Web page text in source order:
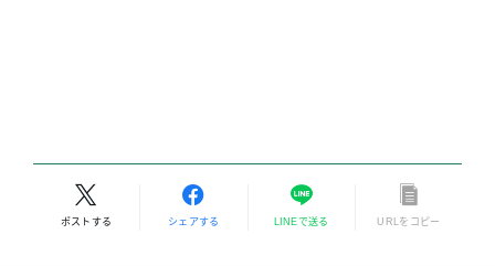
ポストする シェアする LINEで送る URLをコピー